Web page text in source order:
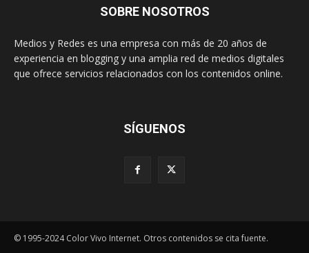
SOBRE NOSOTROS
Medios y Redes es una empresa con más de 20 años de
experiencia en blogging y una amplia red de medios digitales
que ofrece servicios relacionados con los contenidos online.
SÍGUENOS
© 1995-2024 Color Vivo Internet. Otros contenidos se cita fuente.